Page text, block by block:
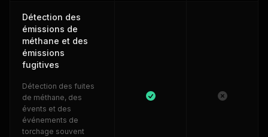
Détection des
émissions de
méthane et des
émissions
fugitives
Détection des fuites
de méthane, des
évents et des
événements de
torchage souvent